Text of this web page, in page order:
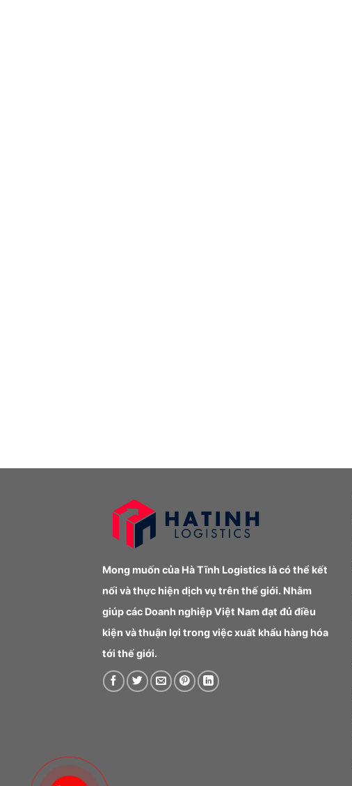
Mong muốn của Hà Tĩnh Logistics là có thể kết
nối và thực hiện dịch vụ trên thế giới. Nhằm
giúp các Doanh nghiệp Việt Nam đạt đủ điều
kiện và thuận lợi trong việc xuất khẩu hàng hóa
tới thế giới.